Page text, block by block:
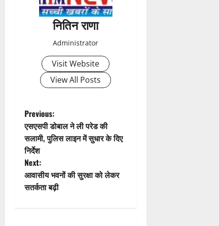
नितिन राणा
Administrator
Visit Website
View All Posts
P
o
s
t
Previous:
एसएसपी डोबाल ने ली परेड की
सलामी, पुलिस लाइन में सुधार के दिए
निर्देश
Next:
आवासीय भवनों की सुरक्षा को लेकर
सतर्कता बढ़ी